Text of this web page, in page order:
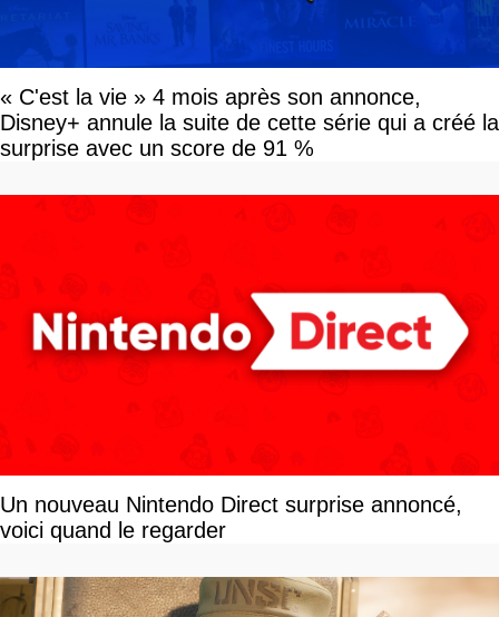
« C'est la vie » 4 mois après son annonce,
Disney+ annule la suite de cette série qui a créé la
surprise avec un score de 91 %
Un nouveau Nintendo Direct surprise annoncé,
voici quand le regarder